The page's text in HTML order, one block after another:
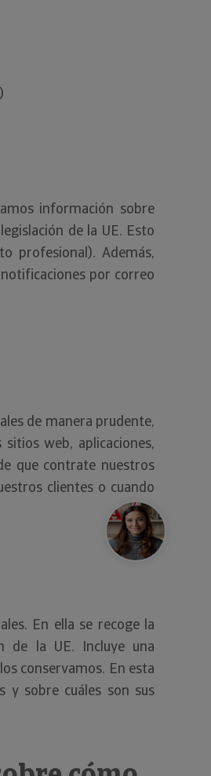
información sobre
de la UE. Esto
profesional). Además,
por correo
de manera prudente,
web, aplicaciones,
que contrate nuestros
clientes o cuando
En ella se recoge la
de la UE. Incluye una
conservamos. En esta
y sobre cuáles son sus